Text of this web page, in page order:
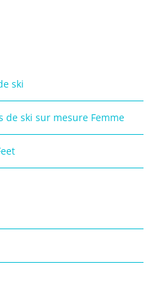
ski
de ski sur mesure Femme